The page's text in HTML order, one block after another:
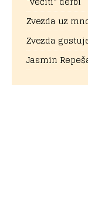
Zvezda uz
Zvezda
Jasmin